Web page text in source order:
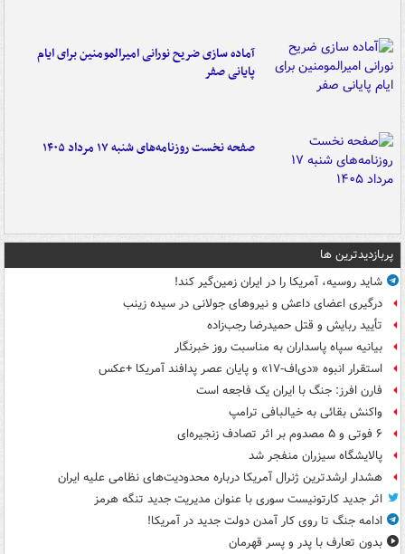
آماده سازی ضریح نورانی امیرالمومنین برای ایام
پایانی صفر
صفحه نخست روزنامه‌های شنبه ۱۷ مرداد ۱۴۰۵
پربازدیدترین ها
شاید روسیه، آمریکا را در ایران زمین‌گیر کند!
درگیری اعضای داعش و نیروهای جولانی در سیده زینب
تأیید ربایش و قتل حمیدرضا رجب‌زاده
بیانیه سپاه پاسداران به مناسبت روز خبرنگار
استقرار انبوه «دی‌اف‑۱۷» و پایان عصر پدافند آمریکا +عکس
فارن افرز: جنگ با ایران یک فاجعه است
واکنش بقائی به خیالبافی ترامپ
۶ فوتی و ۵ مصدوم بر اثر تصادف زنجیره‌ای
پالایشگاه سیزران منفجر شد
هشدار ارشدترین ژنرال آمریکا درباره محدودیت‌های نظامی علیه ایران
اثر جدید کارتونیست سوری با عنوان مدیریت جدید تنگه هرمز
ادامه جنگ تا روی کار آمدن دولت جدید در آمریکا!
بدون تعارف با پدر و پسر قهرمان